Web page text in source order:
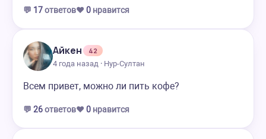
💬 17ответов❤️ 0 нравится
Айкен
42
4 года назад · Нур-Султан
Всем привет, можно ли пить кофе?
💬 26ответов❤️ 0 нравится